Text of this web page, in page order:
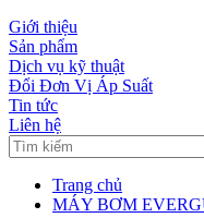
Giới thiệu
Sản phẩm
Dịch vụ kỹ thuật
Đổi Đơn Vị Áp Suất
Tin tức
Liên hệ
Trang chủ
MÁY BƠM